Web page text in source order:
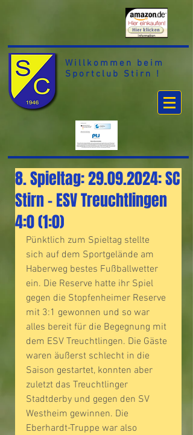
Willkommen beim
Sportclub Stirn !
8. Spieltag: 29.09.2024: SC
Stirn – ESV Treuchtlingen
4:0 (1:0)
Pünktlich zum Spieltag stellte
sich auf dem Sportgelände am
Haberweg bestes Fußballwetter
ein. Die Reserve hatte ihr Spiel
gegen die Stopfenheimer Reserve
mit 3:1 gewonnen und so war
alles bereit für die Begegnung mit
dem ESV Treuchtlingen. Die Gäste
waren äußerst schlecht in die
Saison gestartet, konnten aber
zuletzt das Treuchtlinger
Stadtderby und gegen den SV
Westheim gewinnen. Die
Eberhardt-Truppe war also